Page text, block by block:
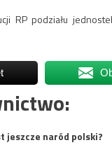
RP podziału
jeszcze naród polski?